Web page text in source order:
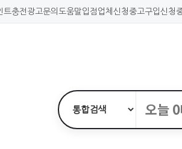
트충전 광고문의 도움말입점업체신청중고구입신청